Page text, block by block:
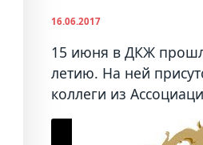
16.06.2017
15 июня в ДКЖ
летию. На ней
коллеги из